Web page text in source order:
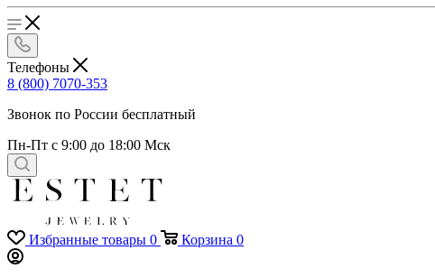
Телефоны
8 (800) 7070-353
Звонок по России бесплатный
Пн-Пт с 9:00 до 18:00 Мск
Избранные товары 0 Корзина 0